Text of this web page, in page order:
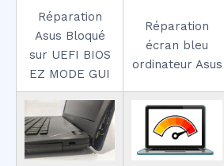
Réparation
Asus Bloqué
sur UEFI BIOS
EZ MODE GUI
Réparation
écran bleu
ordinateur Asus